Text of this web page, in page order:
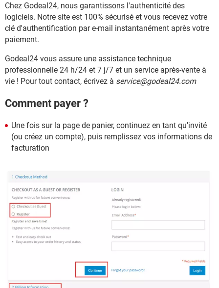
Chez Godeal24, nous garantissons l'authenticité des
logiciels. Notre site est 100% sécurisé et vous recevez votre
clé d'authentification par e-mail instantanément après votre
paiement.
Godeal24 vous assure une assistance technique
professionnelle 24 h/24 et 7 j/7 et un service après-vente à
vie ! Pour tout contact, écrivez à service@godeal24.com
Comment payer ?
Une fois sur la page de panier, continuez en tant qu'invité
(ou créez un compte), puis remplissez vos informations de
facturation